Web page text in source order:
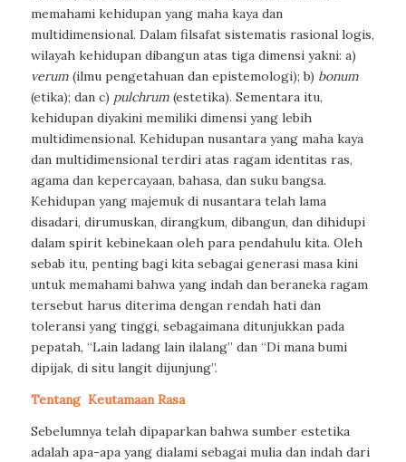
memahami kehidupan yang maha kaya dan
multidimensional. Dalam filsafat sistematis rasional logis,
wilayah kehidupan dibangun atas tiga dimensi yakni: a)
verum(ilmu pengetahuan dan epistemologi); b) bonum
(etika); dan c) pulchrum(estetika). Sementara itu,
kehidupan diyakini memiliki dimensi yang lebih
multidimensional. Kehidupan nusantara yang maha kaya
dan multidimensional terdiri atas ragam identitas ras,
agama dan kepercayaan, bahasa, dan suku bangsa.
Kehidupan yang majemuk di nusantara telah lama
disadari, dirumuskan, dirangkum, dibangun, dan dihidupi
dalam spirit kebinekaan oleh para pendahulu kita. Oleh
sebab itu, penting bagi kita sebagai generasi masa kini
untuk memahami bahwa yang indah dan beraneka ragam
tersebut harus diterima dengan rendah hati dan
toleransi yang tinggi, sebagaimana ditunjukkan pada
pepatah, “Lain ladang lain ilalang” dan “Di mana bumi
dipijak, di situ langit dijunjung”.
Tentang Keutamaan Rasa
Sebelumnya telah dipaparkan bahwa sumber estetika
adalah apa-apa yang dialami sebagai mulia dan indah dari